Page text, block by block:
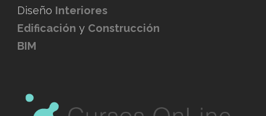
Diseño Interiores
Edificación y Construcción
BIM